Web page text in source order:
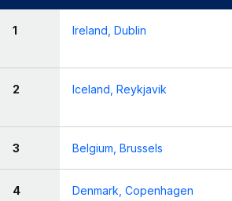
1 Ireland, Dublin
2 Iceland, Reykjavik
3 Belgium, Brussels
4 Denmark, Copenhagen